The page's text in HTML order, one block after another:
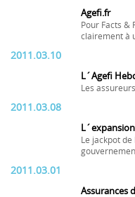
Agefi.fr
Pour Facts &
clairement à
2011.03.10
L´Agefi
Les
2011.03.08
Le jackpot
2011.03.01
Assurances